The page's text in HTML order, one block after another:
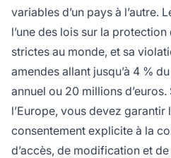
variables d’un pays à l’autre.
l’une des lois sur la
strictes au monde, et sa
amendes allant jusqu’à 4 %
annuel ou 20 millions
l’Europe, vous devez
consentement explicite à la
d’accès, de modification et